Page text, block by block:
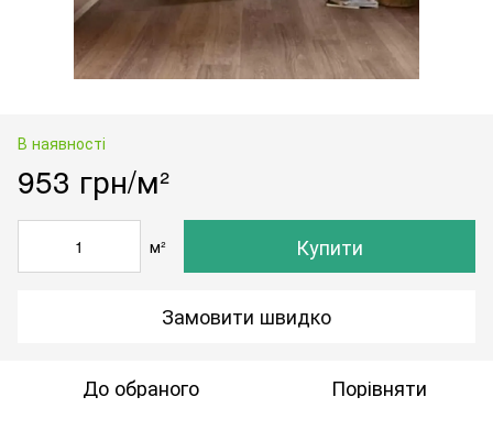
В наявності
953 грн/м²
м² Купити
Замовити швидко
До обраного Порівняти